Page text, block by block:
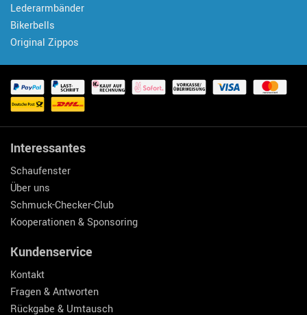
Lederarmbänder
Bikerbells
Original Zippos
Interessantes
Schaufenster
Über uns
Schmuck-Checker-Club
Kooperationen & Sponsoring
Kundenservice
Kontakt
Fragen & Antworten
Rückgabe & Umtausch